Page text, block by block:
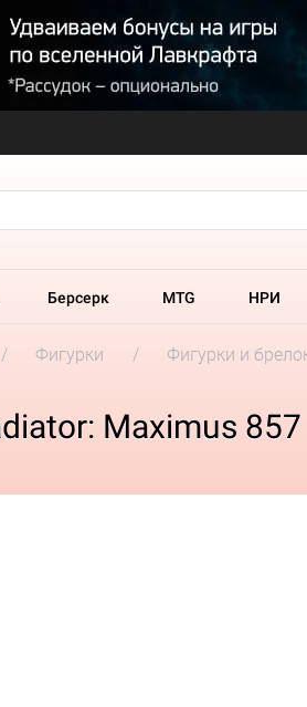
Берсерк MTG НРИ
Фигурки
Фигурки и
Maximus 857